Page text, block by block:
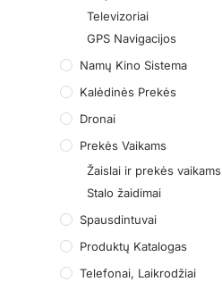
Televizoriai
GPS Navigacijos
Namų Kino Sistema
Kalėdinės Prekės
Dronai
Prekės Vaikams
Žaislai ir prekės vaikams
Stalo žaidimai
Spausdintuvai
Produktų Katalogas
Telefonai, Laikrodžiai